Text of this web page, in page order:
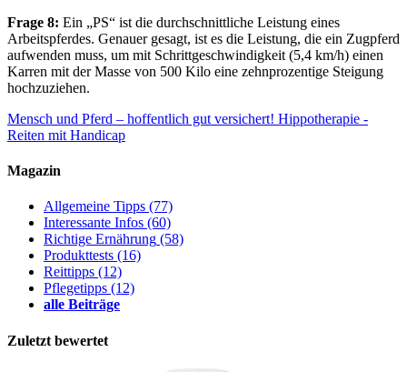
Frage 8: Ein „PS“ ist die durchschnittliche Leistung eines
Arbeitspferdes. Genauer gesagt, ist es die Leistung, die ein Zugpferd
aufwenden muss, um mit Schrittgeschwindigkeit (5,4 km/h) einen
Karren mit der Masse von 500 Kilo eine zehnprozentige Steigung
hochzuziehen.
Mensch und Pferd – hoffentlich gut versichert! Hippotherapie -
Reiten mit Handicap
Magazin
Allgemeine Tipps (77)
Interessante Infos (60)
Richtige Ernährung (58)
Produkttests (16)
Reittipps (12)
Pflegetipps (12)
alle Beiträge
Zuletzt bewertet